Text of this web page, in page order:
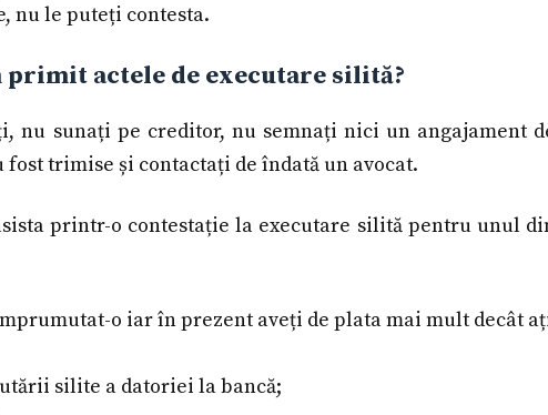
nu le puteți contesta.
primit actele de executare silită?
nu sunați pe creditor, nu semnați nici un angajament
trimise și contactați de îndată un avocat.
printr-o contestație la executare silită pentru unul
o iar în prezent aveți de plata mai mult decât
silite a datoriei la bancă;